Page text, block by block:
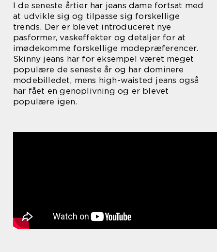
I de seneste årtier har jeans dame fortsat med
at udvikle sig og tilpasse sig forskellige
trends. Der er blevet introduceret nye
pasformer, vaskeffekter og detaljer for at
imødekomme forskellige modepræferencer.
Skinny jeans har for eksempel været meget
populære de seneste år og har dominere
modebilledet, mens high-waisted jeans også
har fået en genoplivning og er blevet
populære igen.